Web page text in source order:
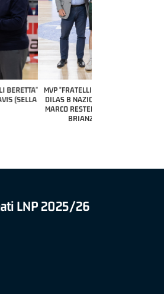
BERETTA" SAMUEL
NAZIONALE APRILE '26 -
RESTELLI (TAV TREVIGLIO
LNP 2025/26